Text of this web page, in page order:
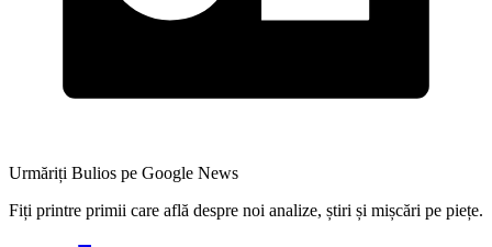
Urmăriți Bulios pe Google News
Fiți printre primii care află despre noi analize, știri și mișcări pe piețe.